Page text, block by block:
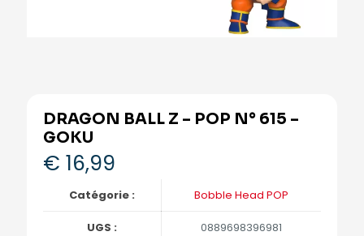
DRAGON BALL Z – POP N° 615 –
GOKU
€ 16,99
Catégorie : Bobble Head POP
UGS : 0889698396981